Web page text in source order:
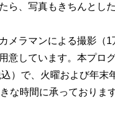
ら、写真もきちんとし
メラマンによる撮影（1
意しています。本プロ
）で、火曜および年末
な時間に承っておりま